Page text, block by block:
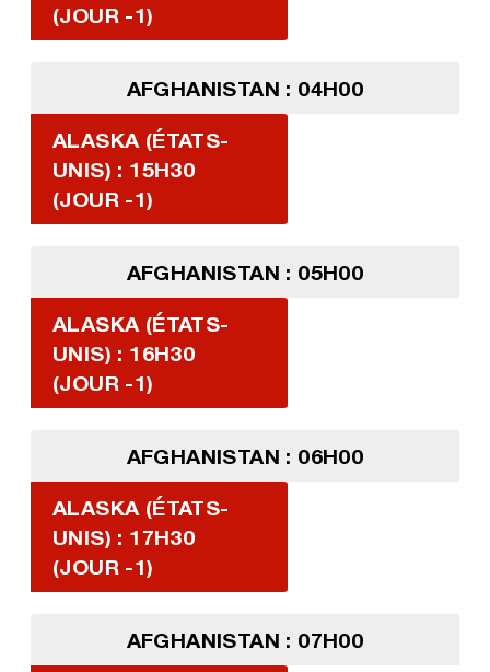
(JOUR -1)
AFGHANISTAN : 04H00
ALASKA (ÉTATS-
UNIS) : 15H30
(JOUR -1)
AFGHANISTAN : 05H00
ALASKA (ÉTATS-
UNIS) : 16H30
(JOUR -1)
AFGHANISTAN : 06H00
ALASKA (ÉTATS-
UNIS) : 17H30
(JOUR -1)
AFGHANISTAN : 07H00